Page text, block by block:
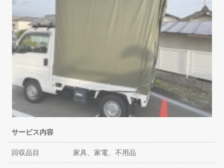
サービス内容
回収品目 家具、家電、不用品